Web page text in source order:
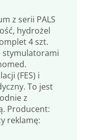
z serii PALS
hydrożel
4 szt.
stymulatorami
(FES) i
To jest
z
Producent:
reklamę: